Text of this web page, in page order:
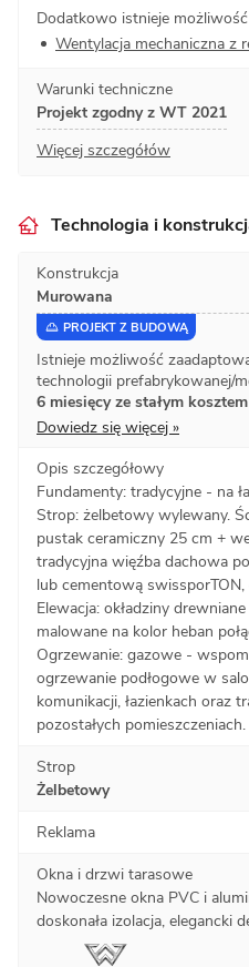
Dodatkowo istnieje
Wentylacja mechaniczna z
Warunki techniczne
Projekt zgodny z WT 2021
Więcej szczegółów
Technologia i
Konstrukcja
Murowana
PROJEKT Z BUDOWĄ
Istnieje możliwość
technologii prefabrykowanej/
6 miesięcy ze stałym
Dowiedz się więcej »
Opis szczegółowy
Fundamenty: tradycyjne - na
Strop: żelbetowy wylewany.
pustak ceramiczny 25 cm +
tradycyjna więźba dachowa
lub cementową
Elewacja: okładziny
malowane na kolor heban
Ogrzewanie: gazowe -
ogrzewanie podłogowe w
komunikacji, łazienkach oraz
pozostałych
Strop
Żelbetowy
Reklama
Okna i drzwi tarasowe
Nowoczesne okna PVC i
doskonała izolacja, elegancki